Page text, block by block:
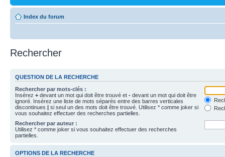
Index du forum
Rechercher
QUESTION DE LA RECHERCHE
Rechercher par mots-clés :
Insérez + devant un mot qui doit être trouvé et - devant un mot qui doit être
ignoré. Insérez une liste de mots séparés entre des barres verticales
discontinues | si seul un des mots doit être trouvé. Utilisez * comme joker si
vous souhaitez effectuer des recherches partielles.
Rechercher par auteur :
Utilisez * comme joker si vous souhaitez effectuer des recherches
partielles.
OPTIONS DE LA RECHERCHE